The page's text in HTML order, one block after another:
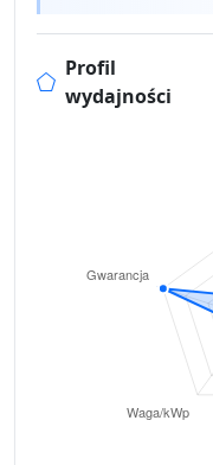
Profil
wydajności